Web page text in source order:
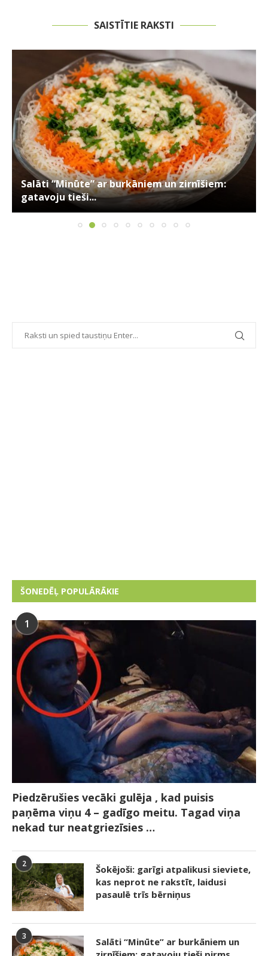
SAISTĪTIE RAKSTI
Salāti “Minūte” ar burkāniem un zirnīšiem:
gatavoju tieši...
ŠONEDĒĻ POPULĀRĀKIE
1
Piedzērušies vecāki gulēja , kad puisis
paņēma viņu 4 – gadīgo meitu. Tagad viņa
nekad tur neatgriezīsies …
2
Šokējoši: garīgi atpalikusi sieviete,
kas neprot ne rakstīt, laidusi
pasaulē trīs bērniņus
3
Salāti “Minūte” ar burkāniem un